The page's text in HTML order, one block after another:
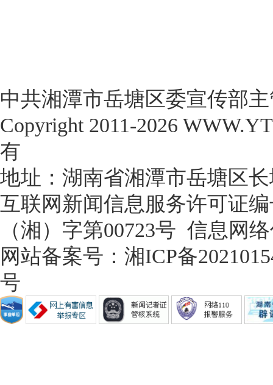
中共湘潭市岳塘区委宣传部
Copyright 2011-2026
有
互联网新闻信息服务许可证编
（湘）字第00723号 信息网
网站备案号：湘ICP备
号